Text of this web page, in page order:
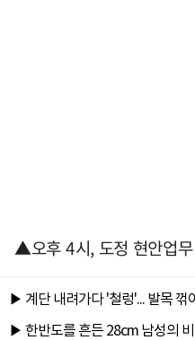
▲오후 4시, 도정 현안업